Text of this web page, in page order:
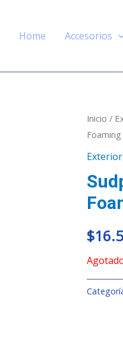
Home Accesorios
Inicio /
Exterior
$